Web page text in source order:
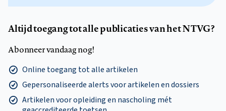
Altijd toegang tot alle publicaties van het NTVG?
Abonneer vandaag nog!
Online toegang tot alle artikelen
Gepersonaliseerde alerts voor artikelen en dossiers
Artikelen voor opleiding en nascholing mét